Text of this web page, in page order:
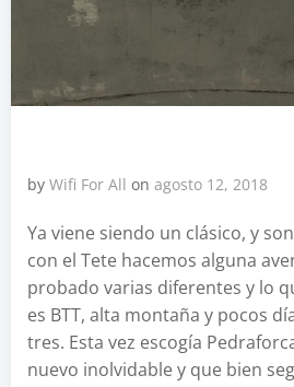
by Wifi For All on agosto 12, 2018
Ya viene siendo un clásico, y
con el Tete hacemos alguna
probado varias diferentes y lo
es BTT, alta montaña y pocos
tres. Esta vez escogía
nuevo inolvidable y que bien